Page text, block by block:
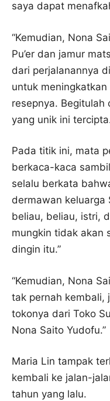
saya dapat
“Kemudian, Nona
Pu’er dan jamur
dari perjalanannya
untuk
resepnya. Begitulah
yang unik ini
Pada titik ini, mata
berkaca-kaca
selalu berkata
dermawan keluarga
beliau, beliau, istri,
mungkin tidak akan
dingin itu.”
“Kemudian, Nona
tak pernah kembali,
tokonya dari Toko
Nona Saito Yudofu.”
Maria Lin tampak
kembali ke jalan-
tahun yang lalu.